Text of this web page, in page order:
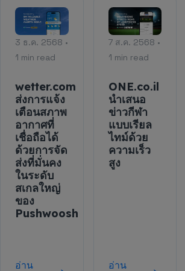
3 ธ.ค. 2568 •
1 min read
wetter.com
ส่งการแจ้ง
เตือนสภาพ
อากาศที่
เชื่อถือได้
ด้วยการจัด
ส่งที่มั่นคง
ในระดับ
สเกลใหญ่
ของ
Pushwoosh
อ่าน
7 ส.ค. 2568 •
1 min read
ONE.co.il
นำเสนอ
ข่าวกีฬา
แบบเรียล
ไทม์ด้วย
ความเร็ว
สูง
อ่าน